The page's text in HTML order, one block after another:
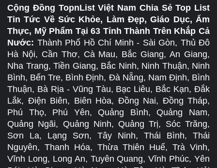
Cộng Đồng TopnList Việt Nam Chia Sẻ Top List
Tin Tức Về Sức Khỏe, Làm Đẹp, Giáo Dục, Ẩm
Thực, Mỹ Phẩm Tại 63 Tỉnh Thành Trên Khắp Cả
Nước: Thành Phố Hồ Chí Minh - Sài Gòn, Thủ Đô
Hà Nội, Cần Thơ, Cà Mau, Bắc Giang, An Giang,
Nha Trang, Tiền Giang, Bắc Ninh, Ninh Thuận, Ninh
Bình, Bến Tre, Bình Định, Đà Nẵng, Nam Định, Bình
Thuận, Bà Rịa - Vũng Tàu, Bạc Liêu, Bắc Kạn, Đắk
Lắk, Điện Biên, Biên Hòa, Đồng Nai, Đồng Tháp,
Phú Thọ, Phú Yên, Quảng Bình, Quảng Nam,
Quảng Ngãi, Quảng Ninh, Quảng Trị, Sóc Trăng,
Sơn La, Lạng Sơn, Tây Ninh, Thái Bình, Thái
Nguyên, Thanh Hóa, Thừa Thiên Huế, Trà Vinh,
Vĩnh Long, Long An, Tuyên Quang, Vĩnh Phúc, Yên